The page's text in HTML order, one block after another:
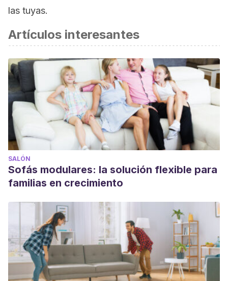
las tuyas.
Artículos interesantes
SALÓN
Sofás modulares: la solución flexible para
familias en crecimiento